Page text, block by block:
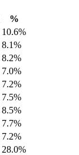
%
10.6%
8.1%
8.2%
7.0%
7.2%
7.5%
8.5%
7.7%
7.2%
28.0%